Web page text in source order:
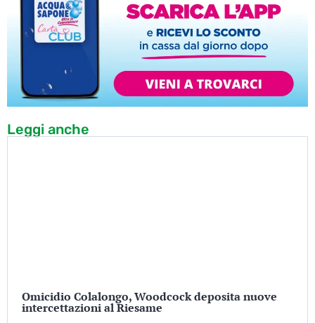
Leggi anche
Omicidio Colalongo, Woodcock deposita nuove
intercettazioni al Riesame